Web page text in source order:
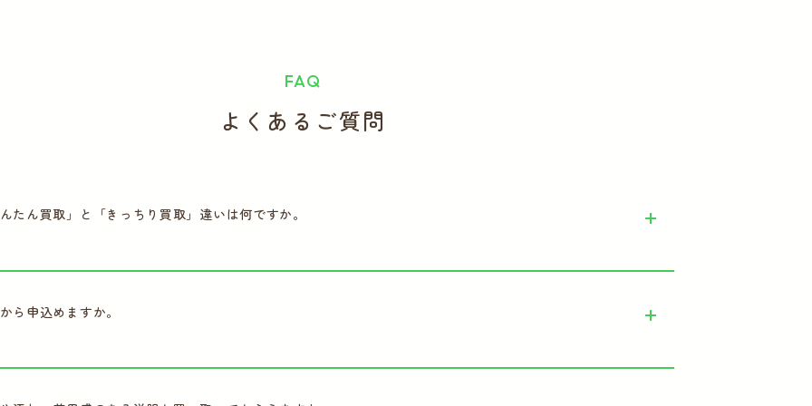
FAQ
よくあるご質問
んたん買取」と「きっちり買取」違いは何ですか。
ら申込めますか。